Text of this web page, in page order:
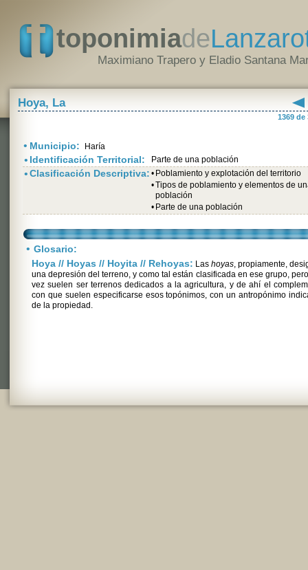
toponimiade
Maximiano Trapero y Eladio Santana
Hoya, La
1369 de
• Municipio: Haría
• Identificación Territorial: Parte de una población
•Clasificación Descriptiva: • Poblamiento y explotación del territorio
•Tipos de poblamiento y elementos de
población
• Parte de una población
• Glosario:
Hoya // Hoyas // Hoyita // Rehoyas: Las hoyas, propiamente,
una depresión del terreno, y como tal están clasificada en ese grupo,
vez suelen ser terrenos dedicados a la agricultura, y de ahí el
con que suelen especificarse esos topónimos, con un antropónimo
de la propiedad.